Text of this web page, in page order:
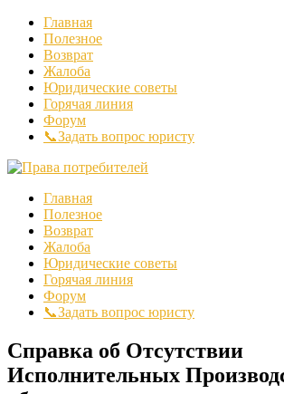
Главная
Полезное
Возврат
Жалоба
Юридические советы
Горячая линия
Форум
📞Задать вопрос юристу
Главная
Полезное
Возврат
Жалоба
Юридические советы
Горячая линия
Форум
📞Задать вопрос юристу
Справка об Отсутствии
Исполнительных